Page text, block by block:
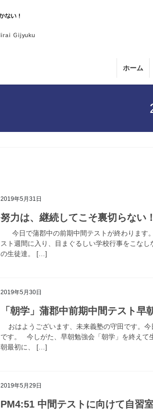
ホーム
2019年5月31日
努力は、継続してこそ裏切らない！
今日で蒲郡中の前期中間テストが終わります
スト週間に入り、目まぐるしい学校行事をこな
の生徒達。 […]
2019年5月30日
「朝学」蒲郡中前期中間テスト早
おはようございます、未来義塾の守田です。今
です。 今しがた、早朝勉強会「朝学」を終え
朝最初に、 […]
2019年5月29日
PM4:51 中間テストに向けて自習